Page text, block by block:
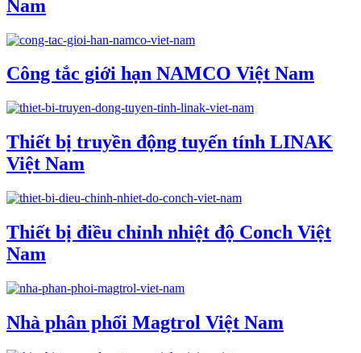
Nam
Công tắc giới hạn NAMCO Việt Nam
Thiết bị truyền động tuyến tính LINAK
Việt Nam
Thiết bị điều chỉnh nhiệt độ Conch Việt
Nam
Nhà phân phối Magtrol Việt Nam